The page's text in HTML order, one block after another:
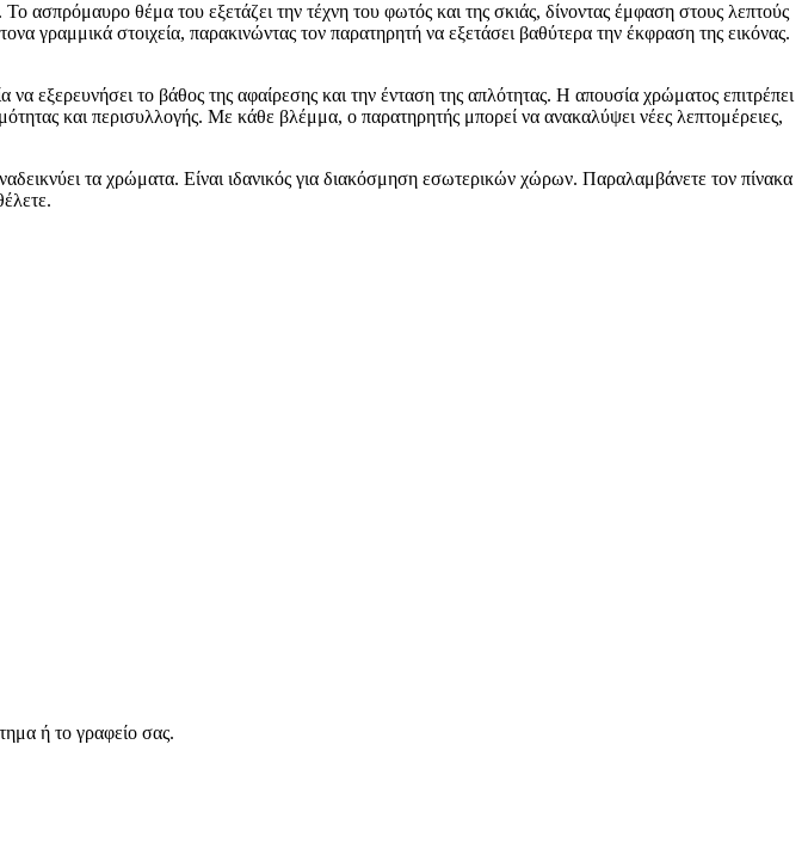
θέμα του εξετάζει την τέχνη του φωτός και της σκιάς, δίνοντας έμφαση στους λεπτούς
γραμμικά στοιχεία, παρακινώντας τον παρατηρητή να εξετάσει βαθύτερα την έκφραση της εικόνας.
εξερευνήσει το βάθος της αφαίρεσης και την ένταση της απλότητας. Η απουσία χρώματος επιτρέπει
και περισυλλογής. Με κάθε βλέμμα, ο παρατηρητής μπορεί να ανακαλύψει νέες λεπτομέρειες,
τα χρώματα. Είναι ιδανικός για διακόσμηση εσωτερικών χώρων. Παραλαμβάνετε τον πίνακα
ή το γραφείο σας.